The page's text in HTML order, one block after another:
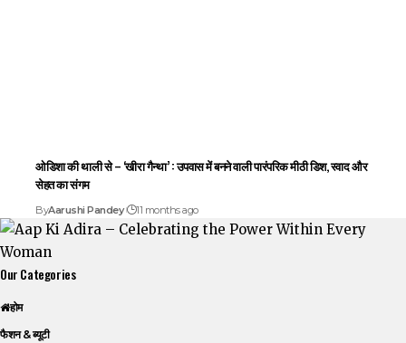
ओडिशा की थाली से – ‘खीरा गैन्था’ : उपवास में बनने वाली पारंपरिक मीठी डिश, स्वाद और
सेहत का संगम
ByAarushi Pandey 11 months ago
Our Categories
होम
फैशन & ब्यूटी